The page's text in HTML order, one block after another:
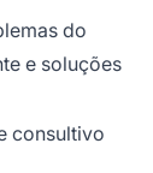
do
e soluções
consultivo